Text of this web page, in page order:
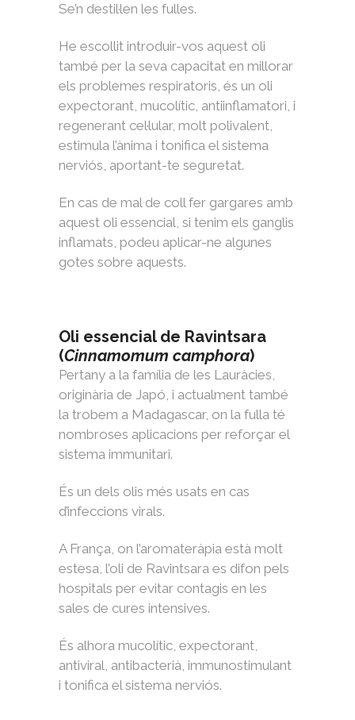
Se’n destil·len les fulles.
He escollit introduir-vos aquest oli
també per la seva capacitat en millorar
els problemes respiratoris, és un oli
expectorant, mucolític, antiinflamatori, i
regenerant cel·lular, molt polivalent,
estimula l’ànima i tonifica el sistema
nerviós, aportant-te seguretat.
En cas de mal de coll fer gargares amb
aquest oli essencial, si tenim els ganglis
inflamats, podeu aplicar-ne algunes
gotes sobre aquests.
Oli essencial de Ravintsara
(Cinnamomum camphora)
Pertany a la família de les Lauràcies,
originària de Japó, i actualment també
la trobem a Madagascar, on la fulla té
nombroses aplicacions per reforçar el
sistema immunitari.
És un dels olis més usats en cas
d’infeccions virals.
A França, on l’aromateràpia està molt
estesa, l’oli de Ravintsara es difon pels
hospitals per evitar contagis en les
sales de cures intensives.
És alhora mucolític, expectorant,
antiviral, antibacterià, immunostimulant
i tonifica el sistema nerviós.